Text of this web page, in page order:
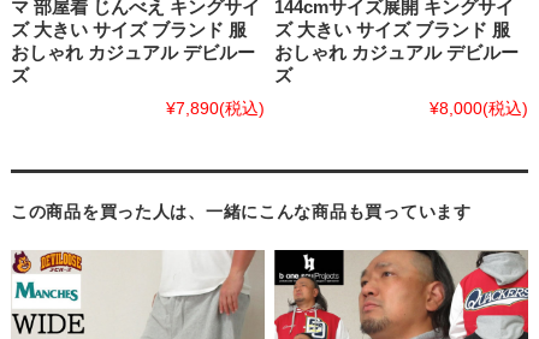
マ 部屋着 じんべえ キングサイ
ズ 大きい サイズ ブランド 服
おしゃれ カジュアル デビルー
ズ
¥7,890(税込)
144cmサイズ展開 キングサイ
ズ 大きい サイズ ブランド 服
おしゃれ カジュアル デビルー
ズ
¥8,000(税込)
この商品を買った人は、一緒にこんな商品も買っています